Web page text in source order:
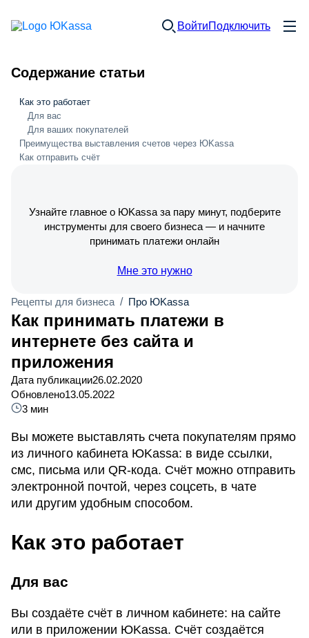
ВойтиПодключить
Содержание статьи
Как это работает
Для вас
Для ваших покупателей
Преимущества выставления счетов через ЮKassa
Как отправить счёт
Узнайте главное о ЮKassa за пару минут, подберите
инструменты для своего бизнеса — и начните
принимать платежи онлайн
Мне это нужно
Рецепты для бизнеса / Про ЮKassa
Как принимать платежи в
интернете без сайта и
приложения
Дата публикации26.02.2020
Обновлено13.05.2022
3 мин
Вы можете выставлять счета покупателям прямо
из личного кабинета ЮKassa: в виде ссылки,
смс, письма или QR-кода. Счёт можно отправить
электронной почтой, через соцсеть, в чате
или другим удобным способом.
Как это работает
Для вас
Вы создаёте счёт в личном кабинете: на сайте
или в приложении ЮKassa. Счёт создаётся